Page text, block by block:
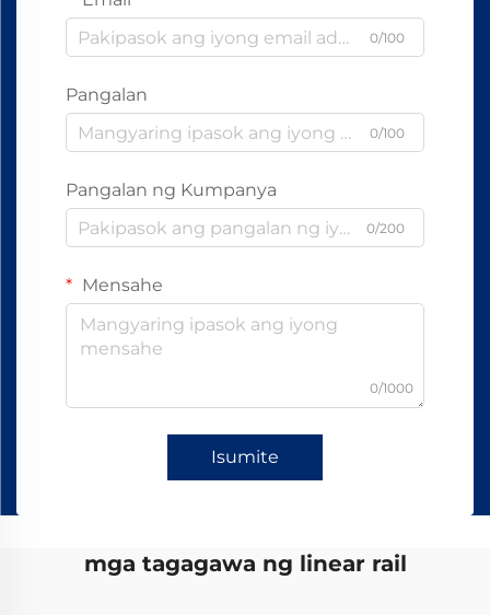
0/100
Pangalan
0/100
Pangalan ng Kumpanya
0/200
Mensahe
0/1000
Isumite
mga tagagawa ng linear rail